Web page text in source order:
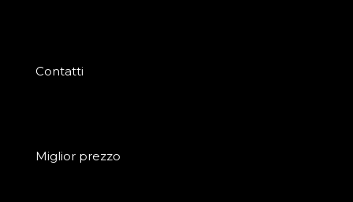
Contatti
Miglior prezzo